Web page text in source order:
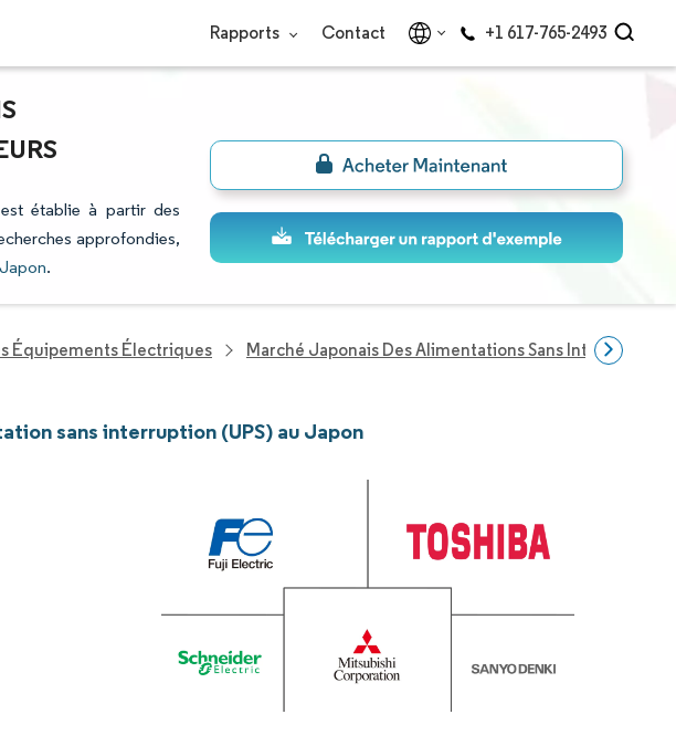
Rapports Contact +1 617-765-2493
établie à partir des
approfondies,
.
Équipements Électriques Marché Japonais Des Alimentations Sans Interruption
sans interruption (UPS) au Japon